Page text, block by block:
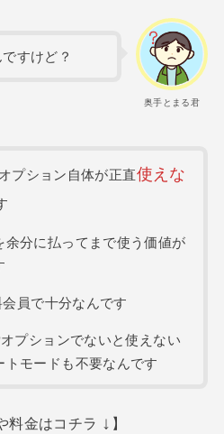
奥手とまる君
すけど？
プション自体が正直使えな
余分に払ってまで使う価値が
員で十分なんです
プションでないと使えない
トモードも不要なんです
料金はコチラ ↓ 】